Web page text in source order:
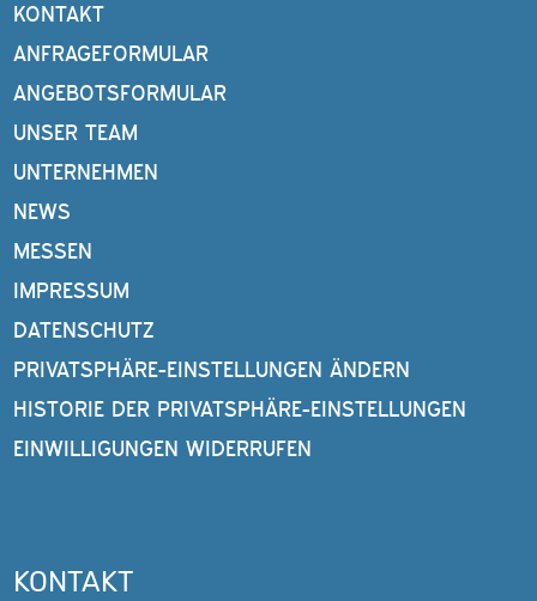
KONTAKT
ANFRAGEFORMULAR
ANGEBOTSFORMULAR
UNSER TEAM
UNTERNEHMEN
NEWS
MESSEN
IMPRESSUM
DATENSCHUTZ
PRIVATSPHÄRE-EINSTELLUNGEN ÄNDERN
HISTORIE DER PRIVATSPHÄRE-EINSTELLUNGEN
EINWILLIGUNGEN WIDERRUFEN
KONTAKT